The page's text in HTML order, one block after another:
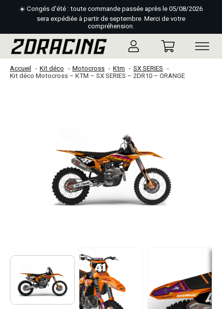
☀️ Congés d'été : toute commande passée après le 05/08/2026
sera expédiée à partir de septembre. Merci de votre
compréhension.
Accueil Kit déco Motocross Ktm
SX SERIES
Kit déco Motocross – KTM – SX SERIES – 2DR10 – ORANGE